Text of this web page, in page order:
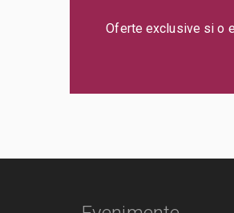
Oferte exclusive si o